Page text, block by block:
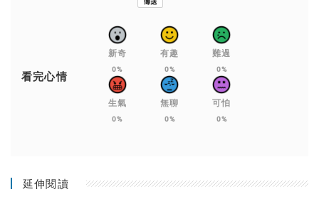
看完心情
新奇
0%
有趣
0%
難過
0%
生氣
0%
無聊
0%
可怕
0%
延伸閱讀